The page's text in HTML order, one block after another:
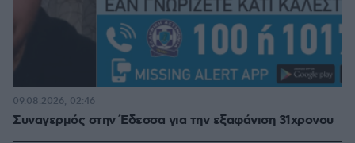
Συναγερμός στην Έδεσσα για την εξαφάνιση 31χρονου
09.08.2026, 02:46